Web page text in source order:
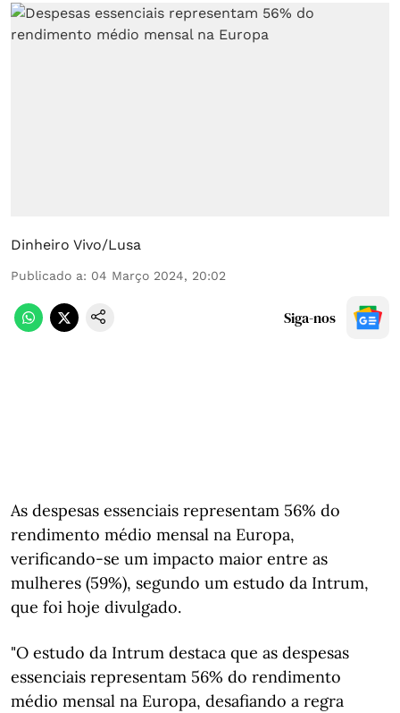
Dinheiro Vivo/Lusa
Publicado a: 04 Março 2024, 20:02
Siga-nos
As despesas essenciais representam 56% do
rendimento médio mensal na Europa,
verificando-se um impacto maior entre as
mulheres (59%), segundo um estudo da Intrum,
que foi hoje divulgado.
"O estudo da Intrum destaca que as despesas
essenciais representam 56% do rendimento
médio mensal na Europa, desafiando a regra